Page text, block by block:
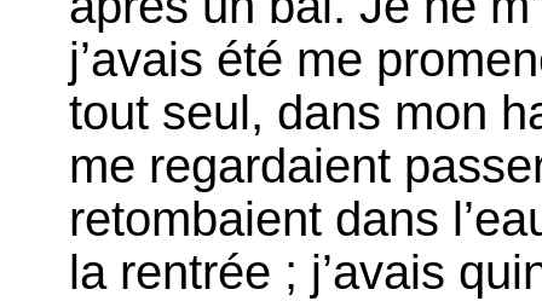
j’avais été me
tout seul, dans mon
me regardaient
retombaient dans
la rentrée ; j’avais